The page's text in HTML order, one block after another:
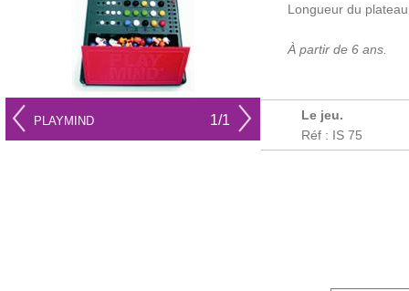
PLAYMIND 1/1
Longueur du
À partir de 6 ans.
Le jeu.
Réf : IS 75